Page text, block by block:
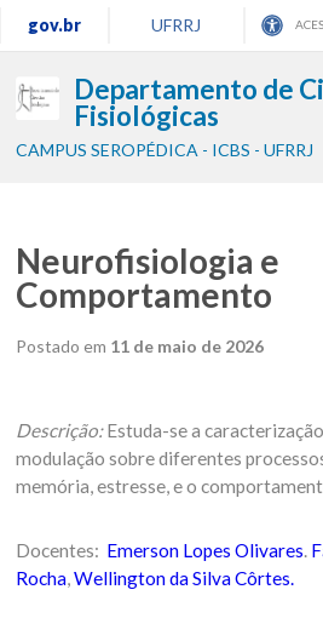
gov.br UFRRJ
Departamento de
Fisiológicas
CAMPUS SEROPÉDICA - ICBS - UFRRJ
Neurofisiologia e
Comportamento
Postado em 11 de maio de 2026
Descrição:Estuda-se a
modulação sobre diferentes
memória, estresse, e o
Docentes: Emerson Lopes Olivares.
Rocha,Wellington da Silva Côrtes.